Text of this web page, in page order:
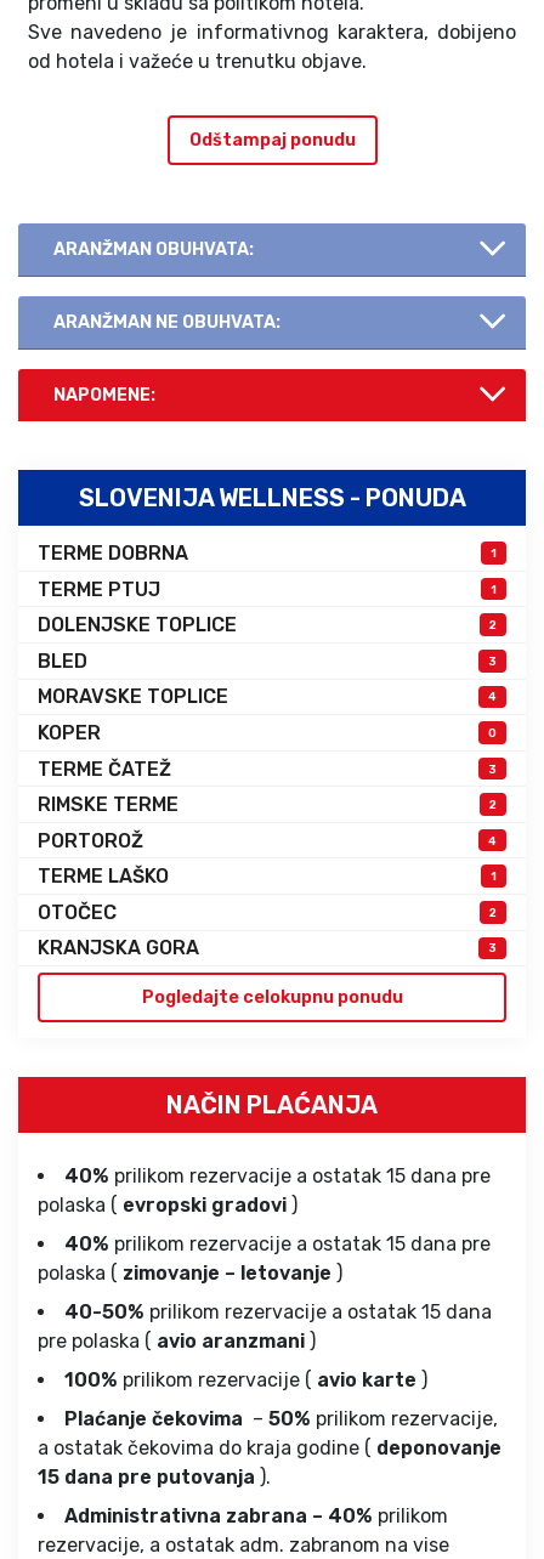
Sve navedeno je informativnog karaktera, dobijeno
od hotela i važeće u trenutku objave.
Odštampaj ponudu
ARANŽMAN OBUHVATA:
ARANŽMAN NE OBUHVATA:
NAPOMENE:
SLOVENIJA WELLNESS - PONUDA
TERME DOBRNA 1
TERME PTUJ 1
DOLENJSKE TOPLICE 2
BLED 3
MORAVSKE TOPLICE 4
KOPER 0
TERME ČATEŽ 3
RIMSKE TERME 2
PORTOROŽ 4
TERME LAŠKO 1
OTOČEC 2
KRANJSKA GORA 3
Pogledajte celokupnu ponudu
NAČIN PLAĆANJA
40% prilikom rezervacije a ostatak 15 dana pre
polaska ( evropski gradovi )
40% prilikom rezervacije a ostatak 15 dana pre
polaska ( zimovanje – letovanje )
40-50% prilikom rezervacije a ostatak 15 dana
pre polaska ( avio aranzmani )
100% prilikom rezervacije ( avio karte )
Plaćanje čekovima – 50% prilikom rezervacije,
a ostatak čekovima do kraja godine ( deponovanje
15 dana pre putovanja ).
Administrativna zabrana – 40% prilikom
rezervacije, a ostatak adm. zabranom na vise